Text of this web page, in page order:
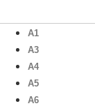
A1
A3
A4
A5
A6